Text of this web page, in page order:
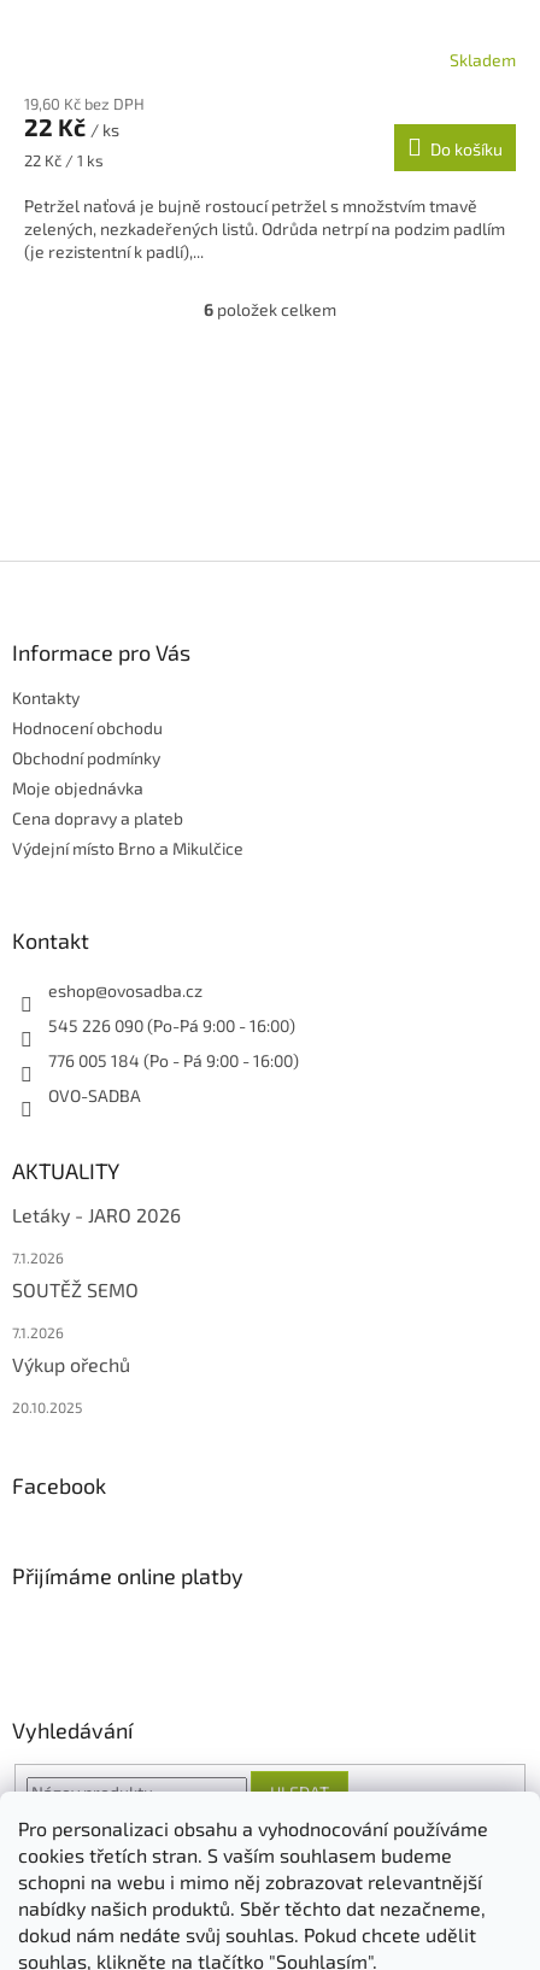
Pro personalizaci obsahu a vyhodnocování používáme
cookies třetích stran. S vaším souhlasem budeme
schopni na webu i mimo něj zobrazovat relevantnější
nabídky našich produktů. Sběr těchto dat nezačneme,
dokud nám nedáte svůj souhlas. Pokud chcete udělit
souhlas, klikněte na tlačítko "Souhlasím".
Skladem
19,60 Kč bez DPH
22 Kč / ks
Měrná
22 Kč / 1 ks
Do košíku
Petržel naťová je bujně rostoucí petržel s množstvím tmavě
zelených, nezkadeřených listů. Odrůda netrpí na podzim padlím
(je rezistentní k padlí),...
O
k
6 položek celkem
Informace pro Vás
Kontakty
Hodnocení obchodu
Obchodní podmínky
Moje objednávka
Cena dopravy a plateb
Výdejní místo Brno a Mikulčice
Kontakt
eshop@ovosadba.cz
545 226 090 (Po-Pá 9:00 - 16:00)
776 005 184 (Po - Pá 9:00 - 16:00)
OVO-SADBA
AKTUALITY
Letáky - JARO 2026
7.1.2026
SOUTĚŽ SEMO
7.1.2026
Výkup ořechů
20.10.2025
Facebook
Přijímáme online platby
Vyhledávání
HLEDAT
O nás FORESTINA AGRO CS